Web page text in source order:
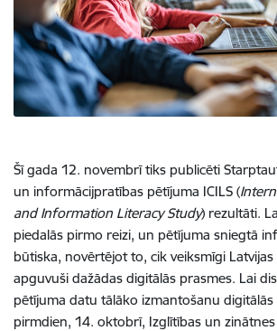
Šī gada 12. novembrī tiks publicēti
un informācijpratības pētījuma ICILS (
and Information Literacy Study) rezultāti.
piedalās pirmo reizi, un pētījuma sniegtā
būtiska, novērtējot to, cik veiksmīgi
apguvuši dažādas digitālās prasmes. Lai
pētījuma datu tālāko izmantošanu
pirmdien, 14. oktobrī, Izglītības un